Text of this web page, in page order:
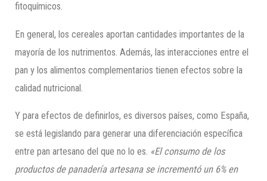
fitoquímicos.
En general, los cereales aportan cantidades importantes de la
mayoría de los nutrimentos. Además, las interacciones entre el
pan y los alimentos complementarios tienen efectos sobre la
calidad nutricional.
Y para efectos de definirlos, es diversos países, como España,
se está legislando para generar una diferenciación específica
entre pan artesano del que no lo es. «El consumo de los
productos de panadería artesana se incrementó un 6% en